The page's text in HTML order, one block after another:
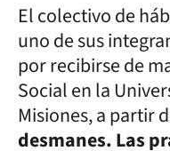
El colectivo de
uno de sus
por recibirse de
Social en la
Misiones, a partir
desmanes. Las